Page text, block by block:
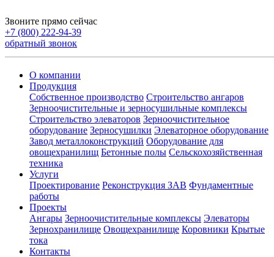
Звоните прямо сейчас
+7 (800) 222-94-39
обратный звонок
О компании
Продукция
Собственное производство Строительство ангаров
Зерноочистительные и зерносушильные комплексы
Строительство элеваторов Зерноочистительное
оборудование Зерносушилки Элеваторное оборудование
Завод металлоконструкций Оборудование для
овощехранилищ Бетонные полы Сельскохозяйственная
техника
Услуги
Проектирование Реконструкция ЗАВ Фундаментные
работы
Проекты
Ангары Зерноочистительные комплексы Элеваторы
Зернохранилище Овощехранилищe Коровники Крытые
тока
Контакты